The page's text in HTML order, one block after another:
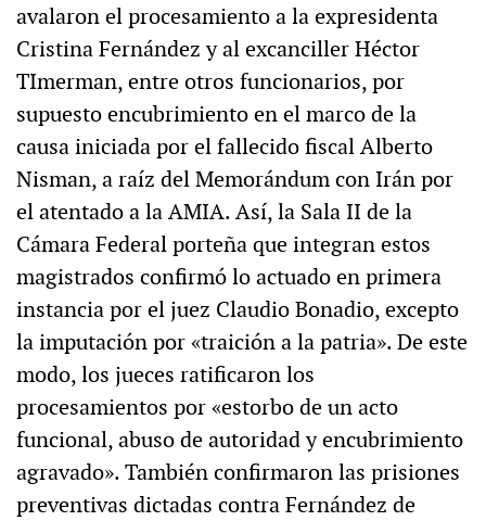
avalaron el procesamiento a la expresidenta
Cristina Fernández y al excanciller Héctor
TImerman, entre otros funcionarios, por
supuesto encubrimiento en el marco de la
causa iniciada por el fallecido fiscal Alberto
Nisman, a raíz del Memorándum con Irán por
el atentado a la AMIA. Así, la Sala II de la
Cámara Federal porteña que integran estos
magistrados confirmó lo actuado en primera
instancia por el juez Claudio Bonadio, excepto
la imputación por «traición a la patria». De este
modo, los jueces ratificaron los
procesamientos por «estorbo de un acto
funcional, abuso de autoridad y encubrimiento
agravado». También confirmaron las prisiones
preventivas dictadas contra Fernández de